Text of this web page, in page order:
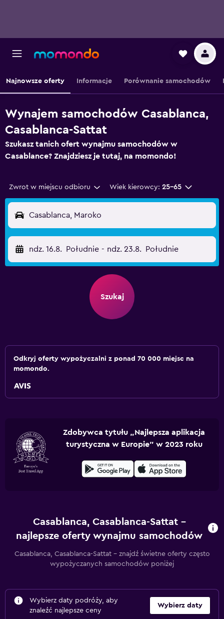
Najnowsze oferty Informacje Porównanie samochodów
Wynajem samochodów Casablanca,
Casablanca-Sattat
Szukasz tanich ofert wynajmu samochodów w
Casablance? Znajdziesz je tutaj, na momondo!
Zwrot w miejscu odbioru Wiek kierowcy: 25-65
Casablanca, Maroko
ndz. 16.8. Południe - ndz. 23.8. Południe
Szukaj
Odkryj oferty wypożyczalni z ponad 70 000 miejsc na
momondo.
Zdobywca tytułu „Najlepsza aplikacja
turystyczna w Europie” w 2023 roku
Casablanca, Casablanca-Sattat –
najlepsze oferty wynajmu samochodów
Casablanca, Casablanca-Sattat – znajdź świetne oferty często
wypożyczanych samochodów poniżej
Wybierz daty podróży, aby
znaleźć najlepsze ceny
Wybierz daty